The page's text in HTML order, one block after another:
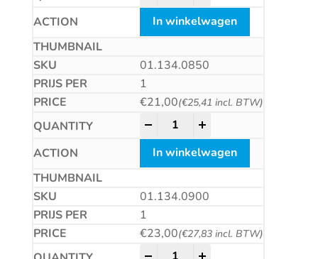
In winkelwagen
01.134.0850
1
€21,00(€25,41 incl. BTW)
HM plaatwerkboor,
In winkelwagen
01.134.0900
1
€23,00(€27,83incl. BTW)
HM plaatwerkboor,